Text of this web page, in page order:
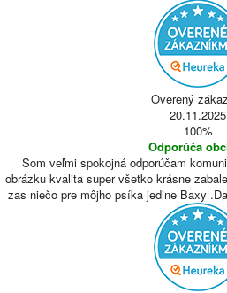
Overený
20.11.2025
100%
Odporúča
Som veľmi spokojná odporúčam
obrázku kvalita super všetko krásne
zas niečo pre môjho psíka jedine Baxy